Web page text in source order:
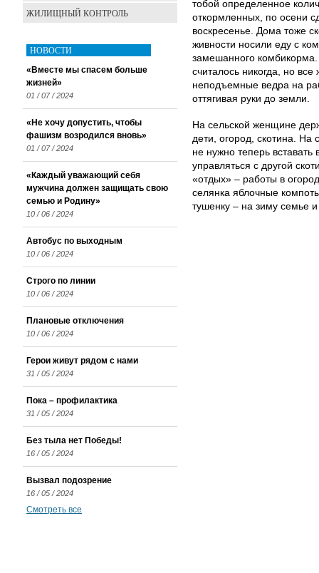
тобой определенное
откормленных, по осени
воскресенье. Дома тоже
живности носили еду с
замешанного комбикорма.
считалось никогда, но
неподъемные ведра на
оттягивая руки до земли.
На сельской женщине
дети, огород, скотина. На
не нужно теперь
управляться с другой
«отдых» – работы в
селянка яблочные
тушенку – на зиму семье
ЖИЛИЩНЫЙ КОНТРОЛЬ
НОВОСТИ
«Вместе мы спасем больше
жизней»
01 / 07 / 2024
«Не хочу допустить, чтобы
фашизм возродился вновь»
01 / 07 / 2024
«Каждый уважающий себя
мужчина должен защищать свою
семью и Родину»
10 / 06 / 2024
Автобус по выходным
10 / 06 / 2024
Строго по линии
10 / 06 / 2024
Плановые отключения
10 / 06 / 2024
Герои живут рядом с нами
31 / 05 / 2024
Пока – профилактика
31 / 05 / 2024
Без тыла нет Победы!
16 / 05 / 2024
Вызвал подозрение
16 / 05 / 2024
Смотреть все